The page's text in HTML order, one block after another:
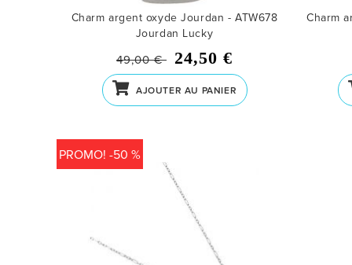
Charm argent oxyde Jourdan - ATW678
Jourdan Lucky
49,00 € 24,50 €
AJOUTER AU PANIER
Charm
PROMO! -50 %